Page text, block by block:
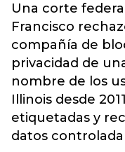
Una corte
Francisco
compañía de
privacidad de
nombre de los
Illinois desde
etiquetadas y
datos